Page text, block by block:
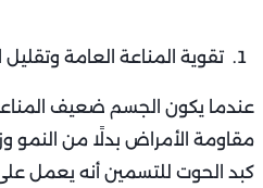
تقوية المناعة العامة وتقليل
عندما يكون الجسم ضعيف
مقاومة الأمراض بدلًا من النمو
كبد الحوت للتسمين أنه يعمل على